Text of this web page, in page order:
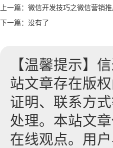
上一篇： 微信开发技巧之微信营销
下一篇：没有了
【温馨提示】
站文章存在版
证明、联系方
处理。本站文
在线观点。用